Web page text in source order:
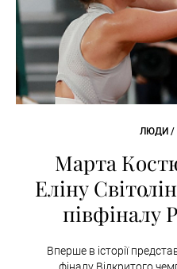
ЛЮДИ /
Марта
Еліну
півфіналу
Вперше в історії